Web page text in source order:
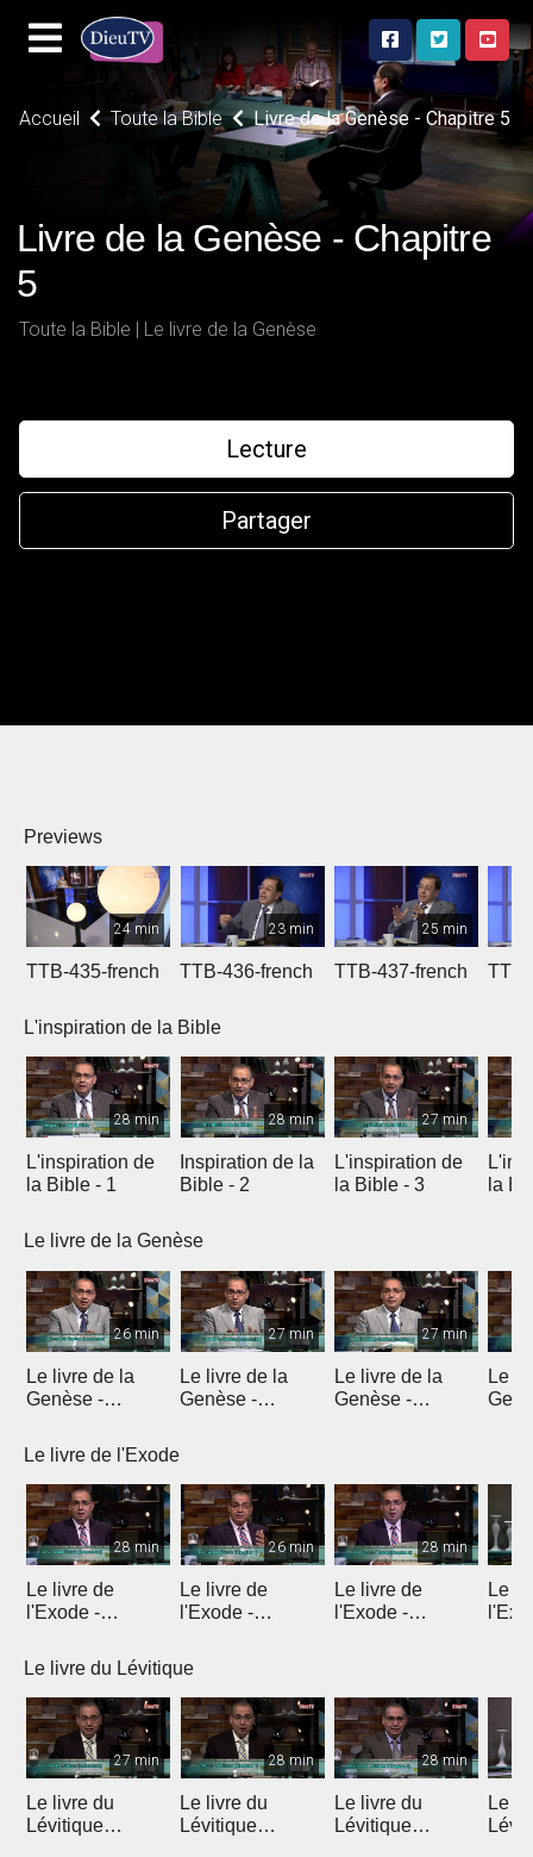
Accueil Toute la Bible Livre de la Genèse - Chapitre 5
Livre de la Genèse - Chapitre
5
Toute la Bible | Le livre de la Genèse
Lecture
Partager
Previews
24 min
TTB-435-french
23 min
TTB-436-french
25 min
TTB-437-french
L'inspiration de la Bible
28 min
L'inspiration de
la Bible - 1
28 min
Inspiration de la
Bible - 2
27 min
L'inspiration de
la Bible - 3
la
Le livre de la Genèse
26 min
Le livre de la
Genèse -
27 min
Le livre de la
Genèse -
27 min
Le livre de la
Genèse -
Le
Le livre de l'Exode
28 min
Le livre de
l'Exode -
26 min
Le livre de
l'Exode -
28 min
Le livre de
l'Exode -
Le
Le livre du Lévitique
27 min
Le livre du
Lévitique
28 min
Le livre du
Lévitique
28 min
Le livre du
Lévitique
Le